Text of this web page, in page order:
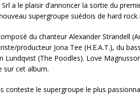
a le plaisir d’annoncer la sortie du
supergroupe suédois de hard rock
du chanteur Alexander Strandell
producteur Jona Tee (H.E.A.T.), du
Lundqvist (The Poodles). Love
sur cet album.
conteste le supergroupe le plus